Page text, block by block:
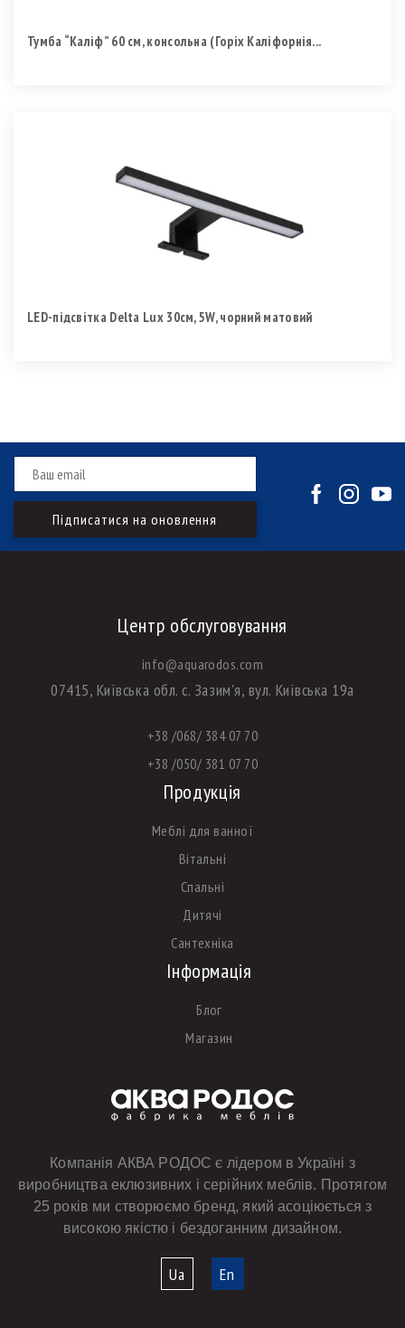
Тумба “Каліф” 60 см, консольна (Горіх Каліфорнія...
LED-підсвітка Delta Lux 30см, 5W, чорний матовий
Центр обслуговування
info@aquarodos.com
07415, Київська обл. с. Зазим'я, вул. Київська 19а
+38 /068/ 384 07 70
+38 /050/ 381 07 70
Продукція
Меблі для ванної
Вітальні
Спальні
Дитячі
Сантехніка
Інформація
Блог
Магазин
Компанія АКВА РОДОС є лідером в Україні з
виробництва еклюзивних і серійних меблів. Протягом
25 років ми створюємо бренд, який асоціюється з
високою якістю і бездоганним дизайном.
Ua En